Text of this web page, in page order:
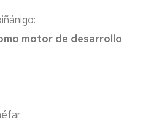
motor de desarrollo